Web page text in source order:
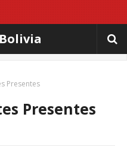
Presentes
Presentes